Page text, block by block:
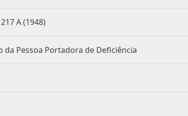
A (1948)
Integração da Pessoa Portadora de Deficiência